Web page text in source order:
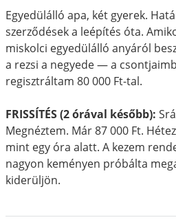
Egyedülálló apa, két gyerek.
szerződések a leépítés óta.
miskolci egyedülálló anyáról
a rezsi a negyede — a
regisztráltam 80 000 Ft-tal.
FRISSÍTÉS (2 órával később):
Megnéztem. Már 87 000 Ft.
mint egy óra alatt. A kezem
nagyon keményen próbálta
kiderüljön.